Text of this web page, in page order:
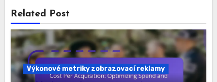
Related Post
Výkonové metriky zobrazovací reklamy